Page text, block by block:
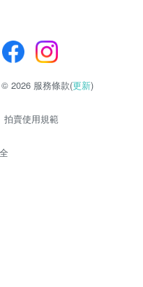
2026 服務條款(更新)
拍賣使用規範